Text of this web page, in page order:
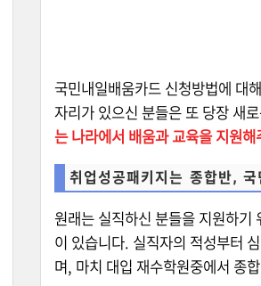
국민내일배움카드 신청방법에 대
자리가 있으신 분들은 또 당장 새
는 나라에서 배움과 교육을 지원
취업성공패키지는 종합반,
원래는 실직하신 분들을 지원하기
이 있습니다. 실직자의 적성부터
며, 마치 대입 재수학원중에서 종